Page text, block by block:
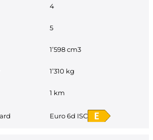
4
5
1’598 cm3
1’310 kg
1 km
Euro 6d ISC